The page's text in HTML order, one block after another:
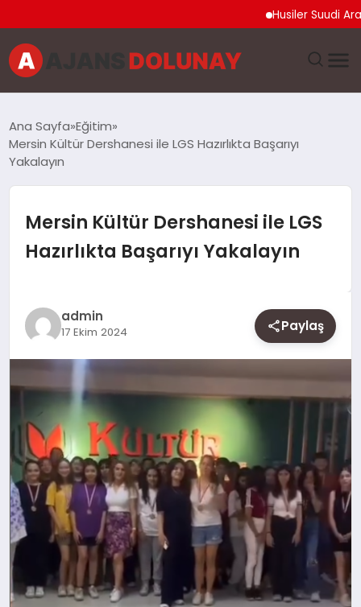
Husiler Suudi Arabistan
EĞITIM
MAGAZIN
SAĞLIK
SIYASET
SPOR
YAŞAM
Ana Sayfa Eğitim
Mersin Kültür Dershanesi ile LGS Hazırlıkta Başarıyı
Yakalayın
Mersin Kültür Dershanesi ile LGS
Hazırlıkta Başarıyı Yakalayın
admin
17 Ekim 2024 Paylaş